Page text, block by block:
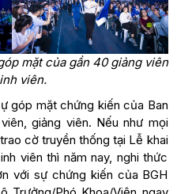
mặt của gần 40 giảng viên
viên.
góp mặt chứng kiến của Ban
giảng viên. Nếu như mọi
cờ truyền thống tại Lễ khai
viên thì năm nay, nghi thức
với sự chứng kiến của BGH